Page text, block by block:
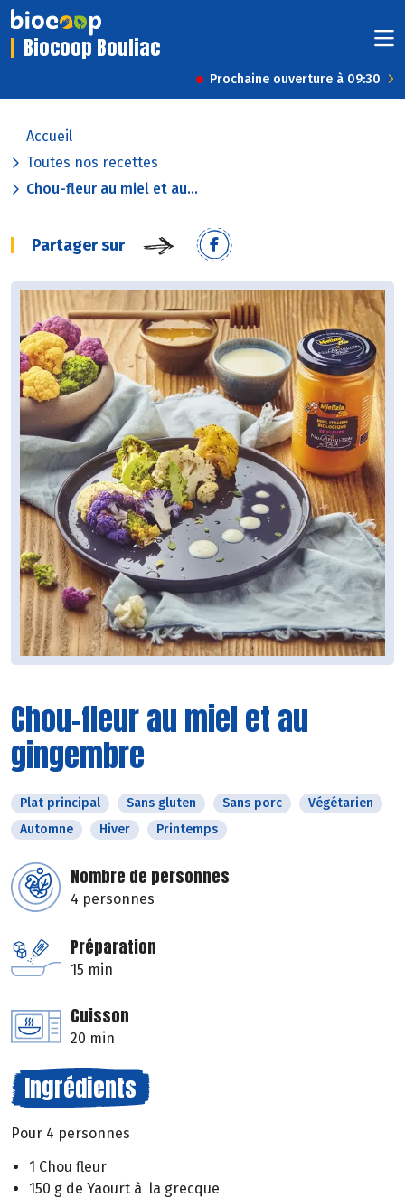
Biocoop Bouliac
Prochaine ouverture à 09:30
Accueil
Toutes nos recettes
Chou-fleur au miel et au...
Partager sur
Chou-fleur au miel et au
gingembre
Plat principal Sans gluten Sans porc
Végétarien
Automne
Hiver Printemps
Nombre de personnes
4 personnes
Préparation
15 min
Cuisson
20 min
Ingrédients
Pour 4 personnes
1 Chou fleur
150 g de Yaourt à la grecque